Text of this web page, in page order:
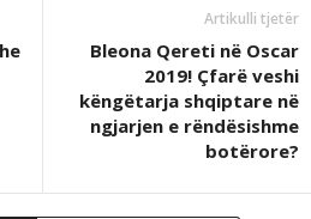
Artikulli tjetër
Bleona Qereti në Oscar
2019! Çfarë veshi
këngëtarja shqiptare në
ngjarjen e rëndësishme
botërore?